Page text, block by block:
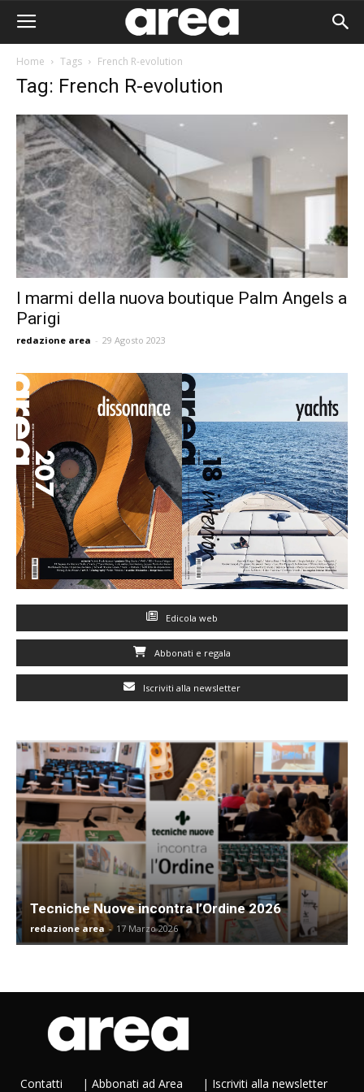
Home Tags French R-evolution
Tag: French R-evolution
I marmi della nuova boutique Palm Angels a
Parigi
redazione area - 29 Agosto 2023
Edicola web
Abbonati e regala
Iscriviti alla newsletter
Tecniche Nuove incontra l’Ordine 2026
redazione area - 17 Marzo 2026
Contatti | Abbonati ad Area | Iscriviti alla newsletter